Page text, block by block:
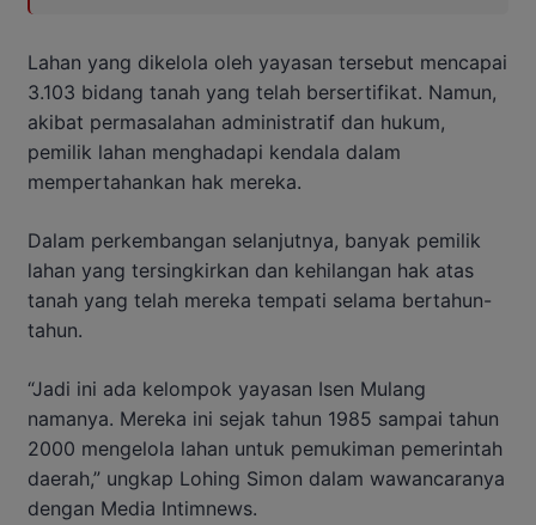
Lahan yang dikelola oleh yayasan tersebut mencapai
3.103 bidang tanah yang telah bersertifikat. Namun,
akibat permasalahan administratif dan hukum,
pemilik lahan menghadapi kendala dalam
mempertahankan hak mereka.
Dalam perkembangan selanjutnya, banyak pemilik
lahan yang tersingkirkan dan kehilangan hak atas
tanah yang telah mereka tempati selama bertahun-
tahun.
“Jadi ini ada kelompok yayasan Isen Mulang
namanya. Mereka ini sejak tahun 1985 sampai tahun
2000 mengelola lahan untuk pemukiman pemerintah
daerah,” ungkap Lohing Simon dalam wawancaranya
dengan Media Intimnews.